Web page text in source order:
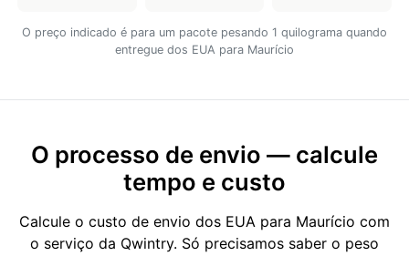
O preço indicado é para um pacote pesando 1 quilograma quando
entregue dos EUA para Maurício
O processo de envio — calcule
tempo e custo
Calcule o custo de envio dos EUA para Maurício com
o serviço da Qwintry. Só precisamos saber o peso